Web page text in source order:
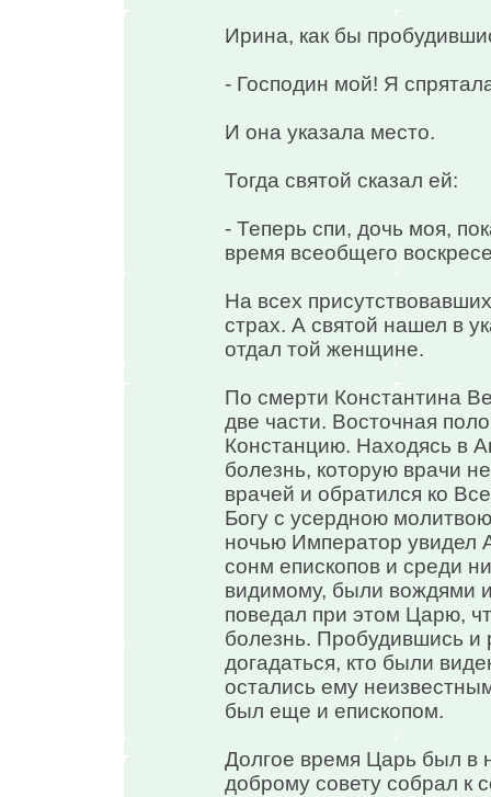
Ирина, как бы
- Господин мой! Я
И она указала место.
Тогда святой сказал ей:
- Теперь спи, дочь моя,
время всеобщего
На всех
страх. А святой нашел в
отдал той женщине.
По смерти Константина
две части. Восточная
Констанцию. Находясь в
болезнь, которую врачи
врачей и обратился ко
Богу с усердною
ночью Император увидел
сонм епископов и среди
видимому, были вождями
поведал при этом Царю,
болезнь. Пробудившись
догадаться, кто были
остались ему
был еще и епископом.
Долгое время Царь был в
доброму совету собрал к